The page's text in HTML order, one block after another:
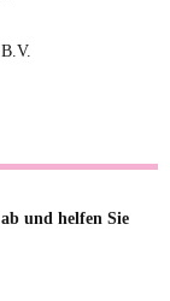
und helfen Sie